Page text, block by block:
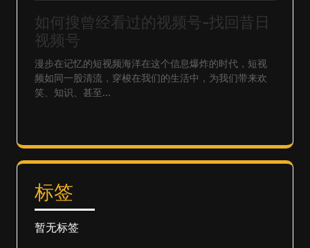
如何搜曾经看过的视频号-找回昔日
视频号
漫步在记忆的短视频海洋在这个信息爆炸的时代，短视
频如同一股清流，穿梭在我们的生活中，为我们带来欢
笑、知识、甚至...
标签
暂无标签